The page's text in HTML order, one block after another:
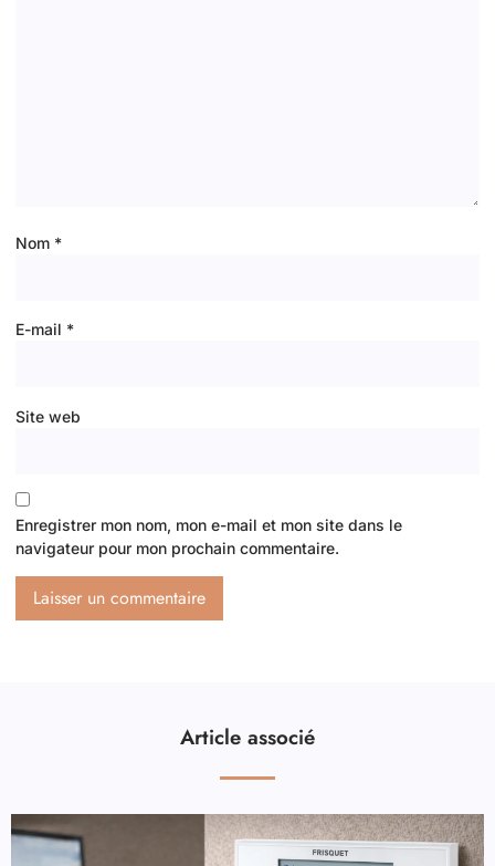
Nom *
E-mail *
Site web
Enregistrer mon nom, mon e-mail et mon site dans le
navigateur pour mon prochain commentaire.
Article associé